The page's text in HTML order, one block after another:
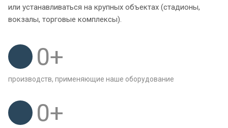
или устанавливаться на крупных объектах (стадионы,
вокзалы, торговые комплексы).
0+
производств, применяющие наше оборудование
0+